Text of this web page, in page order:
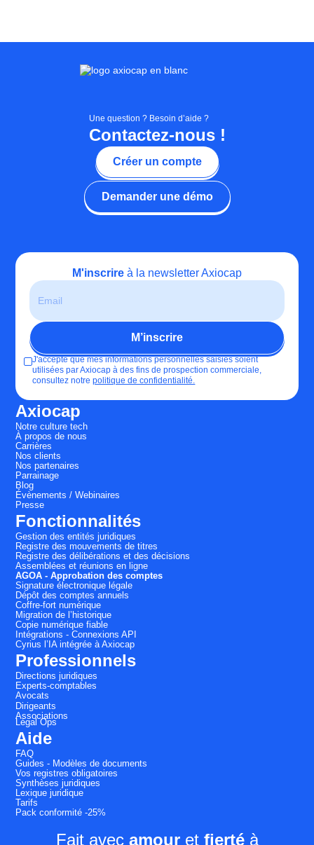
Salut c'est nous...
Créer un compte
Demander une démo
Contactez-nous !
Une question ? Besoin d’aide ?
Fait avec amouret fiertéà
M'inscrire à la newsletter Axiocap
J'accepte que mes informations personnelles saisies soient
utilisées par Axiocap à des fins de prospection commerciale,
consultez notrepolitique de confidentialité.
Axiocap
Notre culture tech
À propos de nous
Carrières
Nos clients
Nos partenaires
Parrainage
Blog
Évènements / Webinaires
Presse
Fonctionnalités
Gestion des entités juridiques
Registre des mouvements de titres
Registre des délibérations et des décisions
Assemblées et réunions en ligne
AGOA - Approbation des comptes
Signature électronique légale
Dépôt des comptes annuels
Coffre-fort numérique
Migration de l’historique
Copie numérique fiable
Intégrations - Connexions API
Cyrius l’IA intégrée à Axiocap
Professionnels
Directions juridiques
Experts-comptables
Avocats
Dirigeants
Associations
Légal Ops
Aide
FAQ
Guides - Modèles de documents
Vos registres obligatoires
Synthèses juridiques
Lexique juridique
Tarifs
Pack conformité -25%